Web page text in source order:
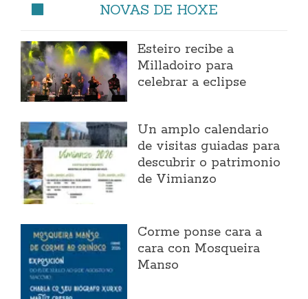
NOVAS DE HOXE
Esteiro recibe a
Milladoiro para
celebrar a eclipse
Un amplo calendario
de visitas guiadas para
descubrir o patrimonio
de Vimianzo
Corme ponse cara a
cara con Mosqueira
Manso